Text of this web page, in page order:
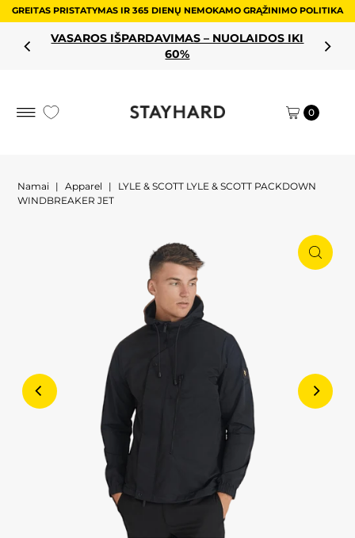
GREITAS PRISTATYMAS IR 365 DIENŲ NEMOKAMO GRĄŽINIMO POLITIKA
VASAROS IŠPARDAVIMAS – NUOLAIDOS IKI
60%
0
Namai | Apparel |
LYLE & SCOTT LYLE & SCOTT PACKDOWN
WINDBREAKER JET